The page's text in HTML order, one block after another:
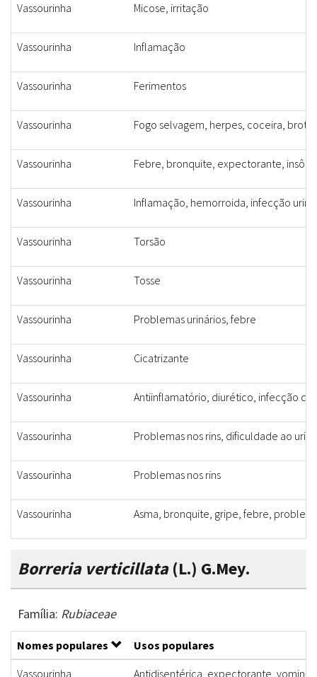
Vassourinha Micose, irritação
Vassourinha Inflamação
Vassourinha Ferimentos
Vassourinha Fogo selvagem, herpes, coceira,
Vassourinha Febre, bronquite, expectorante,
Vassourinha Inflamação, hemorroida, infecção
Vassourinha Torsão
Vassourinha Tosse
Vassourinha Problemas urinários, febre
Vassourinha Cicatrizante
Vassourinha Antiinflamatório, diurético, infecção do
Vassourinha Problemas nos rins, dificuldade ao
Vassourinha Problemas nos rins
Vassourinha Asma, bronquite, gripe, febre,
Borreria verticillata(L.) G.Mey.
Família: Rubiaceae
Nomes populares
Usos populares
Vassourinha
Antidisentérica, expectorante,